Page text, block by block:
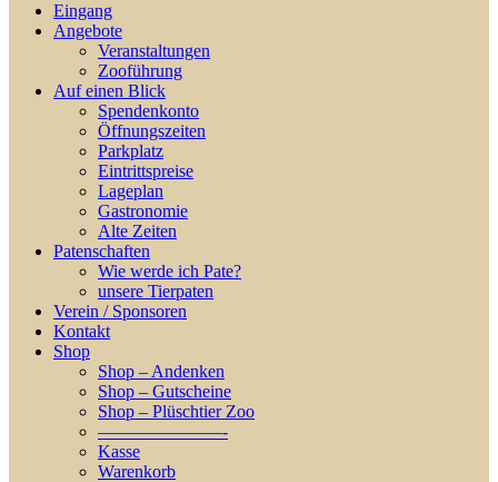
Eingang
Angebote
Veranstaltungen
Zooführung
Auf einen Blick
Spendenkonto
Öffnungszeiten
Parkplatz
Eintrittspreise
Lageplan
Gastronomie
Alte Zeiten
Patenschaften
Wie werde ich Pate?
unsere Tierpaten
Verein / Sponsoren
Kontakt
Shop
Shop – Andenken
Shop – Gutscheine
Shop – Plüschtier Zoo
———————-
Kasse
Warenkorb